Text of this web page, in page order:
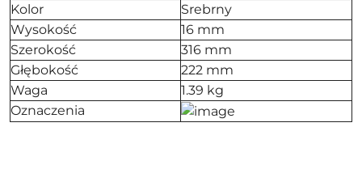
Kolor
Srebrny
Wysokość
16 mm
Szerokość
316 mm
Głębokość
222 mm
Waga
1.39 kg
Oznaczenia